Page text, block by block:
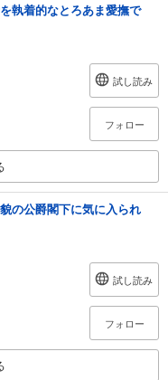
執着的なとろあま愛撫で
試し読み
フォロー
の公爵閣下に気に入られ
試し読み
フォロー